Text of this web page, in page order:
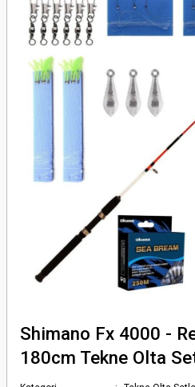
Shimano Fx 4000 -
180cm Tekne Olta